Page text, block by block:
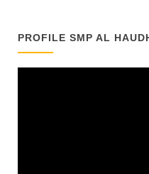
PROFILE SMP AL